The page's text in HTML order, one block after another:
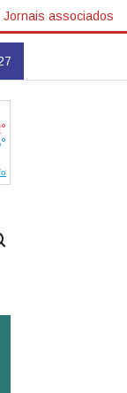
Jornais associados
do jogo cultural